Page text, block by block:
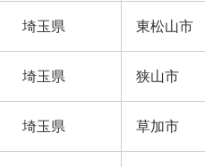
埼玉県 東松山市
埼玉県 狭山市
埼玉県 草加市